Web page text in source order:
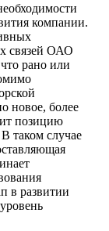
компании.
связей ОАО
рано или
новое, более
позицию
таком случае
в развитии